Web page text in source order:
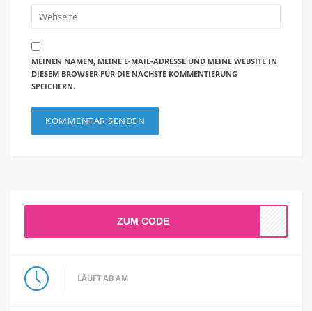
MEINEN NAMEN, MEINE E-MAIL-ADRESSE UND MEINE WEBSITE IN
DIESEM BROWSER FÜR DIE NÄCHSTE KOMMENTIERUNG
SPEICHERN.
ZUM CODE
LÄUFT AB AM